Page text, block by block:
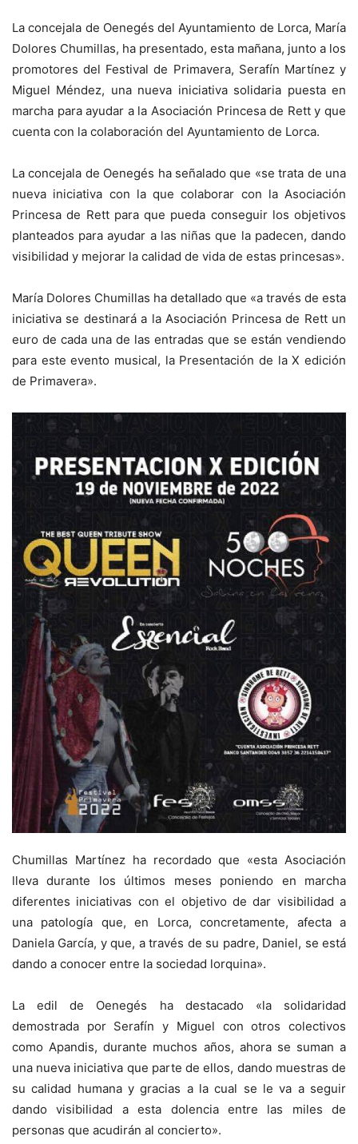
La concejala de Oenegés del Ayuntamiento de Lorca, María
Dolores Chumillas, ha presentado, esta mañana, junto a los
promotores del Festival de Primavera, Serafín Martínez y
Miguel Méndez, una nueva iniciativa solidaria puesta en
marcha para ayudar a la Asociación Princesa de Rett y que
cuenta con la colaboración del Ayuntamiento de Lorca.
La concejala de Oenegés ha señalado que «se trata de una
nueva iniciativa con la que colaborar con la Asociación
Princesa de Rett para que pueda conseguir los objetivos
planteados para ayudar a las niñas que la padecen, dando
visibilidad y mejorar la calidad de vida de estas princesas».
María Dolores Chumillas ha detallado que «a través de esta
iniciativa se destinará a la Asociación Princesa de Rett un
euro de cada una de las entradas que se están vendiendo
para este evento musical, la Presentación de la X edición
de Primavera».
Chumillas Martínez ha recordado que «esta Asociación
lleva durante los últimos meses poniendo en marcha
diferentes iniciativas con el objetivo de dar visibilidad a
una patología que, en Lorca, concretamente, afecta a
Daniela García, y que, a través de su padre, Daniel, se está
dando a conocer entre la sociedad lorquina».
La edil de Oenegés ha destacado «la solidaridad
demostrada por Serafín y Miguel con otros colectivos
como Apandis, durante muchos años, ahora se suman a
una nueva iniciativa que parte de ellos, dando muestras de
su calidad humana y gracias a la cual se le va a seguir
dando visibilidad a esta dolencia entre las miles de
personas que acudirán al concierto».